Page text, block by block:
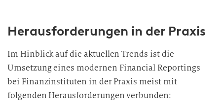
Herausforderungen in der Praxis
Im Hinblick auf die aktuellen Trends ist die
Umsetzung eines modernen Financial Reportings
bei Finanzinstituten in der Praxis meist mit
folgenden Herausforderungen verbunden: